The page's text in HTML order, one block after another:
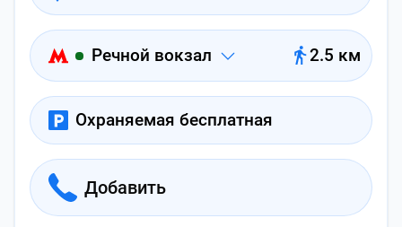
Речной вокзал 2.5 км
Охраняемая бесплатная
Добавить